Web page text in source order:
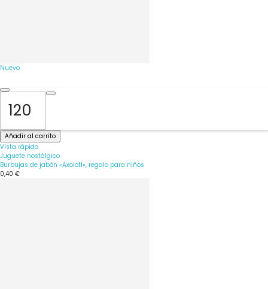
Nuevo
Añadir al carrito
Vista rápida
Juguete nostálgico
Burbujas de jabón «Axolotl», regalo para niños
0,40 €